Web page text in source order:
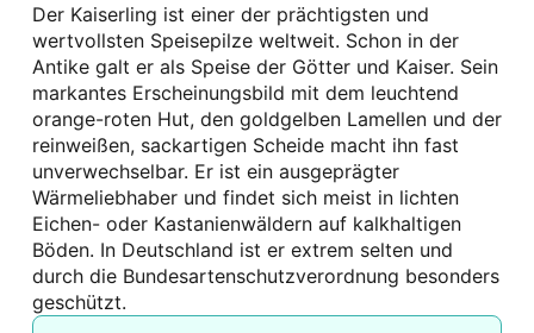
Der Kaiserling ist einer der prächtigsten und
wertvollsten Speisepilze weltweit. Schon in der
Antike galt er als Speise der Götter und Kaiser. Sein
markantes Erscheinungsbild mit dem leuchtend
orange-roten Hut, den goldgelben Lamellen und der
reinweißen, sackartigen Scheide macht ihn fast
unverwechselbar. Er ist ein ausgeprägter
Wärmeliebhaber und findet sich meist in lichten
Eichen- oder Kastanienwäldern auf kalkhaltigen
Böden. In Deutschland ist er extrem selten und
durch die Bundesartenschutzverordnung besonders
geschützt.